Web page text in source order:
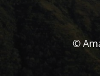
©